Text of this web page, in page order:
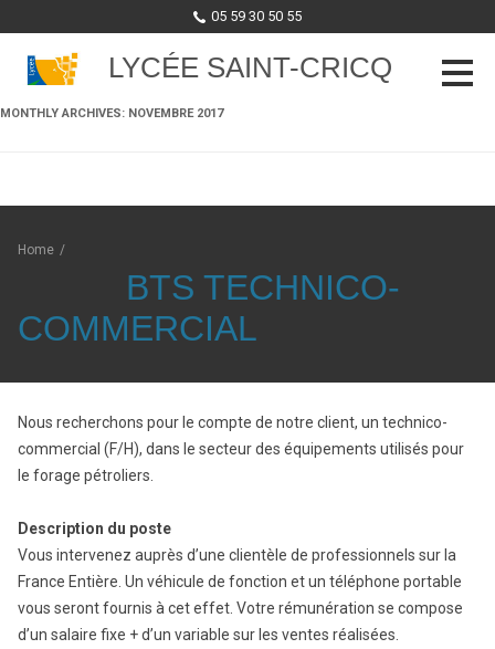
05 59 30 50 55
LYCÉE SAINT-CRICQ
MONTHLY ARCHIVES: NOVEMBRE 2017
Home /
BTS TECHNICO-
COMMERCIAL
Nous recherchons pour le compte de notre client, un technico-
commercial (F/H), dans le secteur des équipements utilisés pour
le forage pétroliers.
Description du poste
Vous intervenez auprès d’une clientèle de professionnels sur la
France Entière. Un véhicule de fonction et un téléphone portable
vous seront fournis à cet effet. Votre rémunération se compose
d’un salaire fixe + d’un variable sur les ventes réalisées.